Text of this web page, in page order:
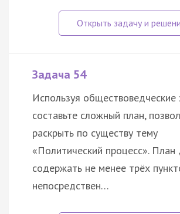
Задача 54
Используя обществоведческие
составьте сложный план,
раскрыть по существу тему
«Политический процесс».
содержать не менее трёх
непосредствен…